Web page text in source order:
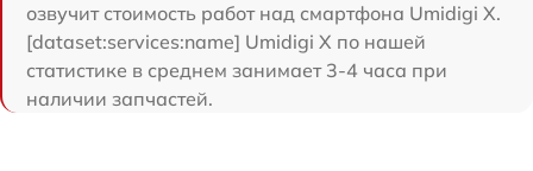
озвучит стоимость работ над смартфона Umidigi X.
[dataset:services:name] Umidigi X по нашей
статистике в среднем занимает 3-4 часа при
наличии запчастей.